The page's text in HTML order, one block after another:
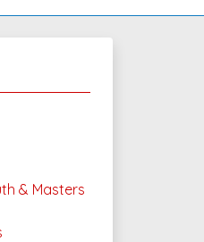
& Masters